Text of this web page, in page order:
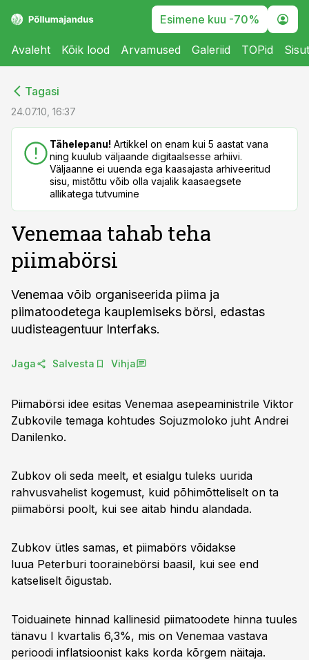
Esimene kuu -70%
Avaleht Kõik lood Arvamused Galeriid TOPid
Tagasi
24.07.10, 16:37
Tähelepanu! Artikkel on enam kui 5 aastat vana
ning kuulub väljaande digitaalsesse arhiivi.
Väljaanne ei uuenda ega kaasajasta arhiveeritud
sisu, mistõttu võib olla vajalik kaasaegsete
allikatega tutvumine
Venemaa tahab teha
piimabörsi
Venemaa võib organiseerida piima ja
piimatoodetega kauplemiseks börsi, edastas
uudisteagentuur Interfaks.
Jaga Salvesta Vihja
Piimabörsi idee esitas Venemaa asepeaministrile Viktor
Zubkovile temaga kohtudes Sojuzmoloko juht Andrei
Danilenko.
Zubkov oli seda meelt, et esialgu tuleks uurida
rahvusvahelist kogemust, kuid põhimõtteliselt on ta
piimabörsi poolt, kui see aitab hindu alandada.
Zubkov ütles samas, et piimabörs võidakse
luua Peterburi toorainebörsi baasil, kui see end
katseliselt õigustab.
Toiduainete hinnad kallinesid piimatoodete hinna tuules
tänavu I kvartalis 6,3%, mis on Venemaa vastava
perioodi inflatsioonist kaks korda kõrgem näitaja.